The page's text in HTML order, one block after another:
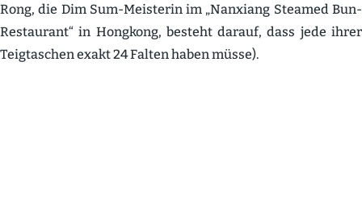
Rong, die Dim Sum-Meisterin im „Nanxiang Steamed Bun-
Restaurant“ in Hongkong, besteht darauf, dass jede ihrer
Teigta­schen exakt 24 Falten haben müsse).